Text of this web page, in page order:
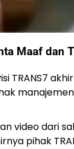
Maaf dan
TRANS7
video dari
pihak